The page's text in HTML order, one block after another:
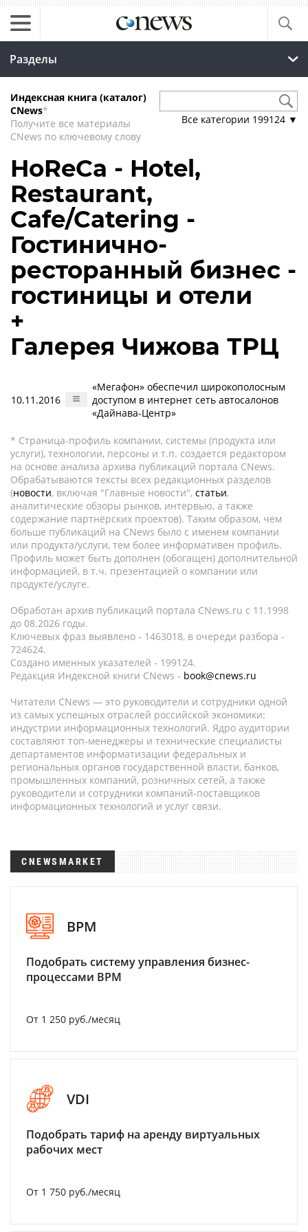
Разделы
Индексная книга (каталог)
CNews*
Получите все материалы
CNews по ключевому слову
Все категории 199124 ▼
HoReCa - Hotel,
Restaurant,
Cafe/Catering -
Гостинично-
ресторанный бизнес -
гостиницы и отели
+
Галерея Чижова ТРЦ
10.11.2016
«Мегафон» обеспечил широкополосным
доступом в интернет сеть автосалонов
«Дайнава-Центр»
* Страница-профиль компании, системы (продукта или
услуги), технологии, персоны и т.п. создается редактором
на основе анализа архива публикаций портала CNews.
Обрабатываются тексты всех редакционных разделов
(новости, включая "Главные новости", статьи,
аналитические обзоры рынков, интервью, а также
содержание партнёрских проектов). Таким образом, чем
больше публикаций на CNews было с именем компании
или продукта/услуги, тем более информативен профиль.
Профиль может быть дополнен (обогащен) дополнительной
информацией, в т.ч. презентацией о компании или
продукте/услуге.
Обработан архив публикаций портала CNews.ru c 11.1998
до 08.2026 годы.
Ключевых фраз выявлено - 1463018, в очереди разбора -
724624.
Создано именных указателей - 199124.
Редакция Индексной книги CNews - book@cnews.ru
Читатели CNews — это руководители и сотрудники одной
из самых успешных отраслей российской экономики:
индустрии информационных технологий. Ядро аудитории
составляют топ-менеджеры и технические специалисты
департаментов информатизации федеральных и
региональных органов государственной власти, банков,
промышленных компаний, розничных сетей, а также
руководители и сотрудники компаний-поставщиков
информационных технологий и услуг связи.
CNEWSMARKET
BPM
Подобрать систему управления бизнес-
процессами BPM
От 1 250 руб./месяц
VDI
Подобрать тариф на аренду виртуальных
рабочих мест
От 1 750 руб./месяц